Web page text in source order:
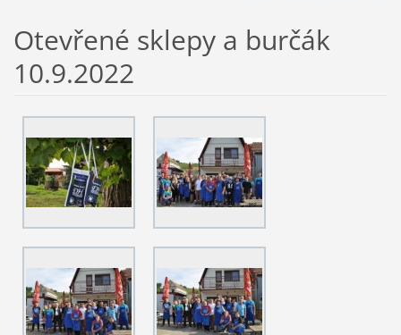
Otevřené sklepy a burčák
10.9.2022